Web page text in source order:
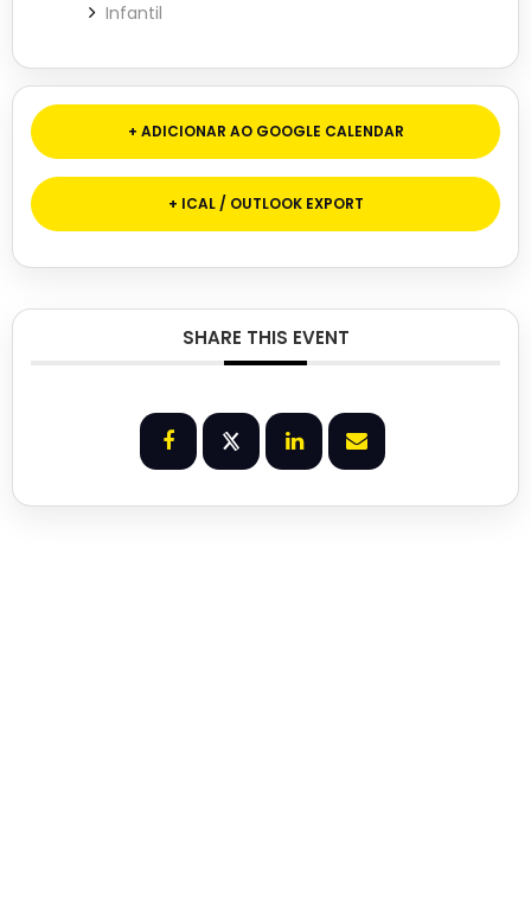
Infantil
+ ADICIONAR AO GOOGLE CALENDAR
+ ICAL / OUTLOOK EXPORT
SHARE THIS EVENT